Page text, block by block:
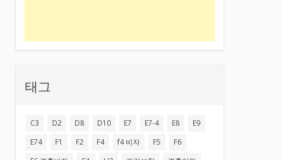
태그
C3 D2 D8 D10 E7 E7-4 E8
E9
E74
F1 F2 F4 f4 비자 F5
F6